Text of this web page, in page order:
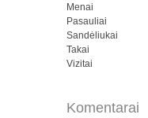
Menai
Pasauliai
Sandėliukai
Takai
Vizitai
Komentarai